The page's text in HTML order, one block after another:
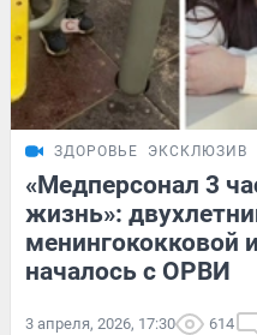
ЗДОРОВЬЕ ЭКСКЛЮЗИВ
«Медперсонал 3
жизнь»:
менингококковой
началось с ОРВИ
3 апреля, 2026, 17:30 614